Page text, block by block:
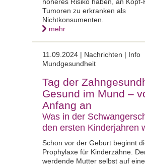
Tumoren zu erkranken als
Nichtkonsumenten.
mehr
11.09.2024 | Nachrichten | Info
Mundgesundheit
Tag der
Gesund im Mund –
Anfang an
Was in der
den ersten Kinderjahren
Schon vor der Geburt beginnt
Prophylaxe für Kinderzähne.
werdende Mutter selbst auf